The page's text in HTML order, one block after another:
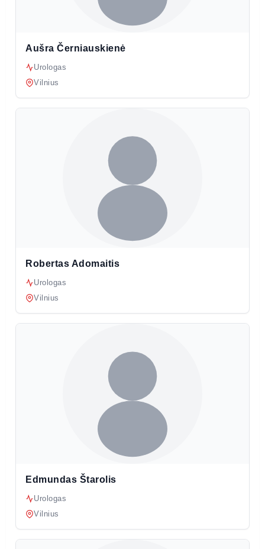
Aušra Černiauskienė
Urologas
Vilnius
Robertas Adomaitis
Urologas
Vilnius
Edmundas Štarolis
Urologas
Vilnius